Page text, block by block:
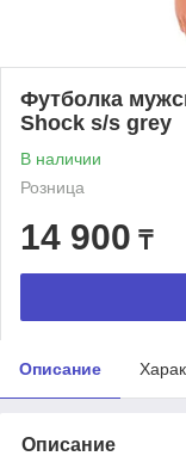
Футболка
Shock s/s grey
В наличии
Розница
14 900 ₸
Описание
Описание